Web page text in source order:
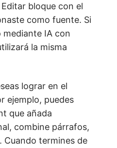
bloque con el
como fuente. Si
mediante IA con
la misma
lograr en el
ejemplo, puedes
que añada
combine párrafos,
Cuando termines de